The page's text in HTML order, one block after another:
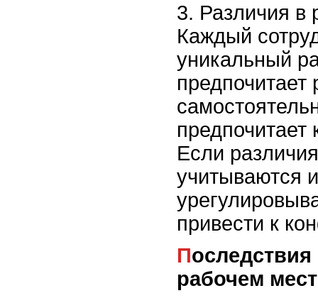
3. Различия в
Каждый
уникальный
предпочитает
Если
учитываются
привести к
Последствия конфликтов на
рабочем